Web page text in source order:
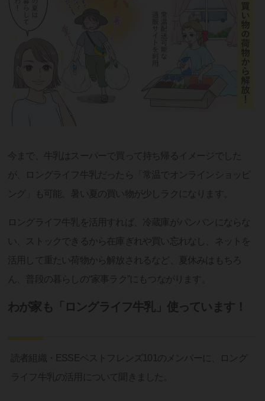
今まで、牛乳はスーパーで買って持ち帰るイメージでした
が、ロングライフ牛乳だったら「常温でオンラインショッピ
ング」も可能。暑い夏の買い物が少しラクになります。
ロングライフ牛乳を活用すれば、冷蔵庫がパンパンにならな
い、ストックできるから在庫ぎれや買い忘れなし、ネットを
活用して重たい荷物から解放されるなど、夏休みはもちろ
ん、普段の暮らしの“家事ラク”にもつながります。
わが家も「ロングライフ牛乳」使っています！
読者組織・ESSEベストフレンズ101のメンバーに、ロング
ライフ牛乳の活用について聞きました。